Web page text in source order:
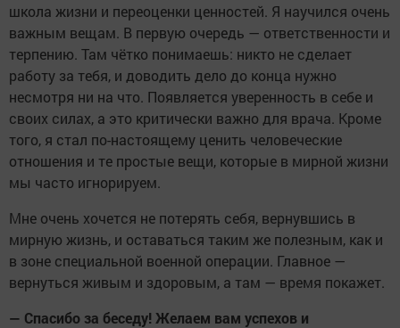
школа жизни и переоценки ценностей. Я научился очень
важным вещам. В первую очередь — ответственности и
терпению. Там чётко понимаешь: никто не сделает
работу за тебя, и доводить дело до конца нужно
несмотря ни на что. Появляется уверенность в себе и
своих силах, а это критически важно для врача. Кроме
того, я стал по-настоящему ценить человеческие
отношения и те простые вещи, которые в мирной жизни
мы часто игнорируем.
Мне очень хочется не потерять себя, вернувшись в
мирную жизнь, и оставаться таким же полезным, как и
в зоне специальной военной операции. Главное —
вернуться живым и здоровым, а там — время покажет.
— Спасибо за беседу! Желаем вам успехов и